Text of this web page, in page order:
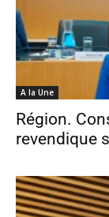
A la Une
Région.
revendique